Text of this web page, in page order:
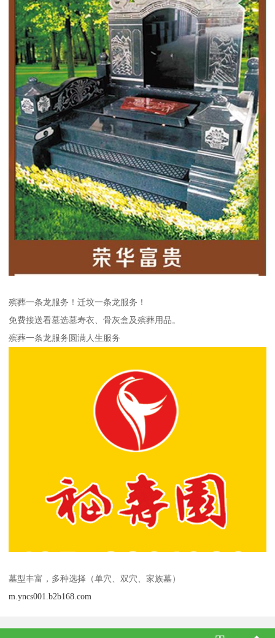
殡葬一条龙服务！迁坟一条龙服务！
免费接送看墓选墓寿衣、骨灰盒及殡葬用品。
殡葬一条龙服务圆满人生服务
墓型丰富，多种选择（单穴、双穴、家族墓）
m.yncs001.b2b168.com